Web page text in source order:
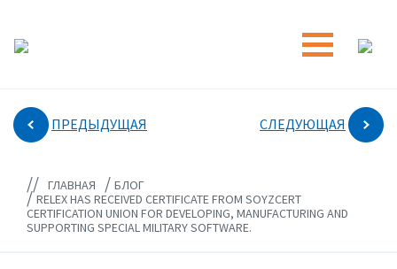
ПРЕДЫДУЩАЯ СЛЕДУЮЩАЯ
// ГЛАВНАЯ / БЛОГ
/RELEX HAS RECEIVED CERTIFICATE FROM SOYZCERT
CERTIFICATION UNION FOR DEVELOPING, MANUFACTURING AND
SUPPORTING SPECIAL MILITARY SOFTWARE.